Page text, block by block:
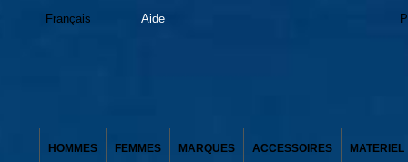
Français Aide
HOMMES FEMMES MARQUES ACCESSOIRES MATERIEL